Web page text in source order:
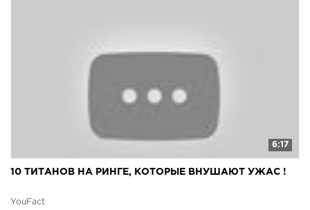
6:17
10 ТИТАНОВ НА РИНГЕ, КОТОРЫЕ ВНУШАЮТ УЖАС !
YouFact